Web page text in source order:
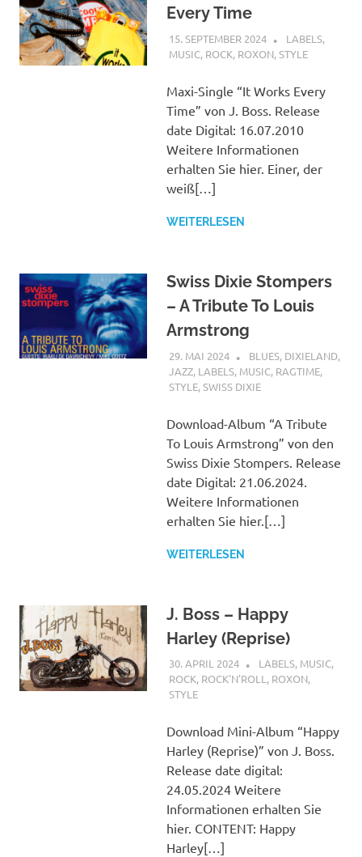
Every Time
15. SEPTEMBER 2024 STEFANBRAUN
LABELS,
MUSIC, ROCK, ROXON,STYLE
Maxi-Single “It Works Every
Time” von J. Boss. Release
date Digital: 16.07.2010
Weitere Informationen
erhalten Sie hier. Einer, der
weiß[…]
WEITERLESEN
Swiss Dixie Stompers
– A Tribute To Louis
Armstrong
29. MAI 2024 STEFANBRAUN
BLUES, DIXIELAND,
JAZZ, LABELS, MUSIC, RAGTIME,
STYLE,SWISS DIXIE
Download-Album “A Tribute
To Louis Armstrong” von den
Swiss Dixie Stompers. Release
date Digital: 21.06.2024.
Weitere Informationen
erhalten Sie hier.[…]
WEITERLESEN
J. Boss – Happy
Harley (Reprise)
30. APRIL 2024 STEFANBRAUN
LABELS, MUSIC,
ROCK, ROCK'N'ROLL , ROXON,
STYLE
Download Mini-Album “Happy
Harley (Reprise)” von J. Boss.
Release date digital:
24.05.2024 Weitere
Informationen erhalten Sie
hier. CONTENT: Happy
Harley[…]